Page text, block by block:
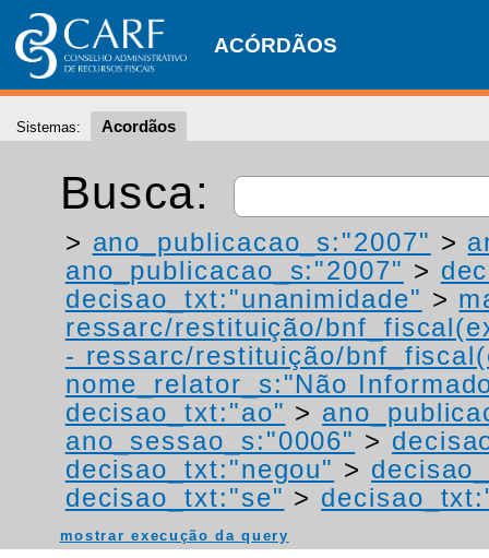
ACÓRDÃOS
Sistemas: Acordãos
Busca:
> ano_publicacao_s:"2007" >
ano_publicacao_s:"2007" >
decisao_txt:"unanimidade" >
ressarc/restituição/
- ressarc/restituição/
nome_relator_s:"Não
decisao_txt:"ao" >
ano_sessao_s:"0006" >
decisao_txt:"negou" >
decisao_txt:"se" >
mostrar execução da query